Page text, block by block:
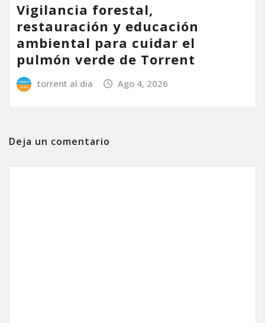
Vigilancia forestal,
restauración y educación
ambiental para cuidar el
pulmón verde de Torrent
torrent al dia Ago 4, 2026
Deja un comentario